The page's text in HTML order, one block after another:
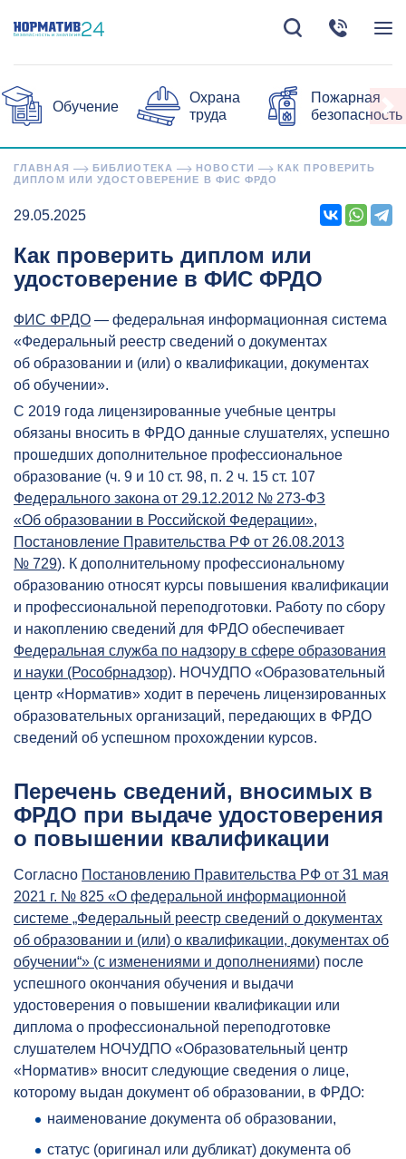
Обучение
Охрана
труда
Пожарная
безопасность
ГЛАВНАЯ БИБЛИОТЕКА НОВОСТИ
КАК ПРОВЕРИТЬ
ДИПЛОМ ИЛИ УДОСТОВЕРЕНИЕ В ФИС ФРДО
29.05.2025
Как проверить диплом или
удостоверение в ФИС ФРДО
ФИС ФРДО — федеральная информационная система
«Федеральный реестр сведений о документах
об образовании и (или) о квалификации, документах
об обучении».
С 2019 года лицензированные учебные центры
обязаны вносить в ФРДО данные слушателях, успешно
прошедших дополнительное профессиональное
образование (ч. 9 и 10 ст. 98, п. 2 ч. 15 ст. 107
Федерального закона от 29.12.2012 № 273-ФЗ
«Об образовании в Российской Федерации»,
Постановление Правительства РФ от 26.08.2013
№ 729). К дополнительному профессиональному
образованию относят курсы повышения квалификации
и профессиональной переподготовки. Работу по сбору
и накоплению сведений для ФРДО обеспечивает
Федеральная служба по надзору в сфере образования
и науки (Рособрнадзор). НОЧУДПО «Образовательный
центр «Норматив» ходит в перечень лицензированных
образовательных организаций, передающих в ФРДО
сведений об успешном прохождении курсов.
Перечень сведений, вносимых в
ФРДО при выдаче удостоверения
о повышении квалификации
Согласно Постановлению Правительства РФ от 31 мая
2021 г. № 825 «О федеральной информационной
системе „Федеральный реестр сведений о документах
об образовании и (или) о квалификации, документах об
обучении“» (с изменениями и дополнениями) после
успешного окончания обучения и выдачи
удостоверения о повышении квалификации или
диплома о профессиональной переподготовке
слушателем НОЧУДПО «Образовательный центр
«Норматив» вносит следующие сведения о лице,
которому выдан документ об образовании, в ФРДО:
наименование документа об образовании,
статус (оригинал или дубликат) документа об